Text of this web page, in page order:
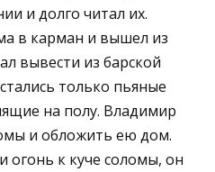
и долго читал их.
в карман и вышел из
вывести из барской
только пьяные
на полу. Владимир
и обложить ею дом.
огонь к куче соломы, он